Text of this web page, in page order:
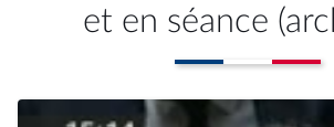
et en séance